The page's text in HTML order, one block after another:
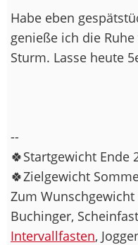
Habe eben
genieße ich die
Sturm. Lasse heute
--
🍀Startgewicht Ende
🍀Zielgewicht
Zum
Buchinger,
Intervallfasten,